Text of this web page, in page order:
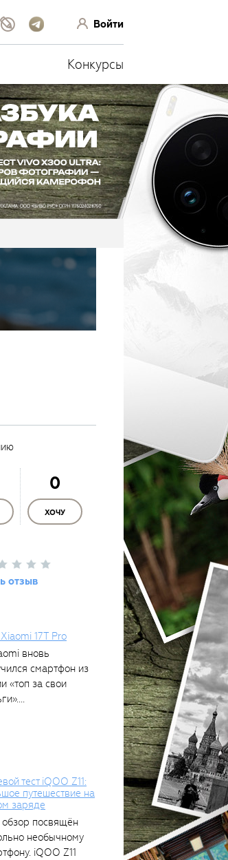
Войти
Конкурсы
0
ХОЧУ
отзыв
17T Pro
вновь
смартфон из
«топ за свои
тест iQOO Z11:
путешествие на
заряде
обзор посвящён
необычному
iQOO Z11